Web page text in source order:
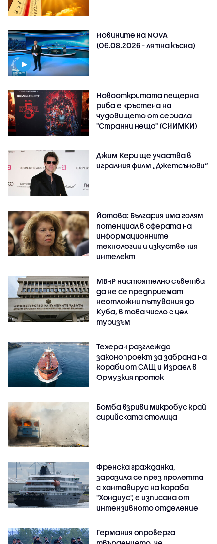
Новините на NOVA
(06.08.2026 - лятна късна)
Новооткритата пещерна
риба е кръстена на
чудовището от сериала
"Странни неща" (СНИМКИ)
Джим Кери ще участва в
игралния филм „Джетсънови“
Йотова: България има голям
потенциал в сферата на
информационните
технологии и изкуствения
интелект
МВнР настоятелно съветва
да не се предприемат
неотложни пътувания до
Куба, в това число с цел
туризъм
Техеран разглежда
законопроект за забрана на
кораби от САЩ и Израел в
Ормузкия проток
Бомба взриви микробус край
сирийската столица
Френска гражданка,
заразила се през пролетта
с хантавирус на кораба
"Хондиус", е изписана от
интензивното отделение
Германия опроверга